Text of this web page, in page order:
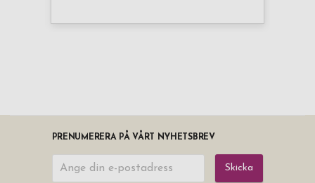
PRENUMERERA PÅ VÅRT NYHETSBREV
Skicka